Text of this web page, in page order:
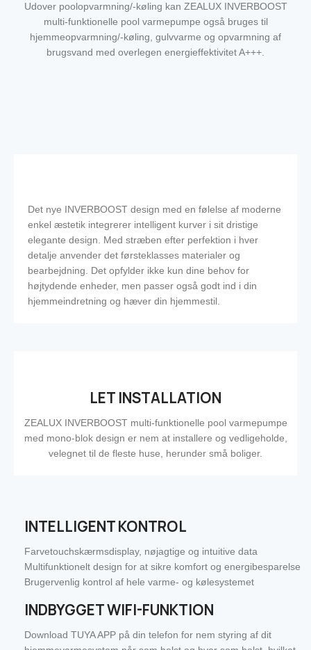
Udover poolopvarmning/-køling kan ZEALUX INVERBOOST
multi-funktionelle pool varmepumpe også bruges til
hjemmeopvarmning/-køling, gulvvarme og opvarmning af
brugsvand med overlegen energieffektivitet A+++.
Det nye INVERBOOST design med en følelse af moderne
enkel æstetik integrerer intelligent kurver i sit dristige
elegante design. Med stræben efter perfektion i hver
detalje anvender det førsteklasses materialer og
bearbejdning. Det opfylder ikke kun dine behov for
højtydende enheder, men passer også godt ind i din
hjemmeindretning og hæver din hjemmestil.
LET INSTALLATION
ZEALUX INVERBOOST multi-funktionelle pool varmepumpe
med mono-blok design er nem at installere og vedligeholde,
velegnet til de fleste huse, herunder små boliger.
INTELLIGENT KONTROL
Farvetouchskærmsdisplay, nøjagtige og intuitive data
Multifunktionelt design for at sikre komfort og energibesparelse
Brugervenlig kontrol af hele varme- og kølesystemet
INDBYGGET WIFI-FUNKTION
Download TUYA APP på din telefon for nem styring af dit